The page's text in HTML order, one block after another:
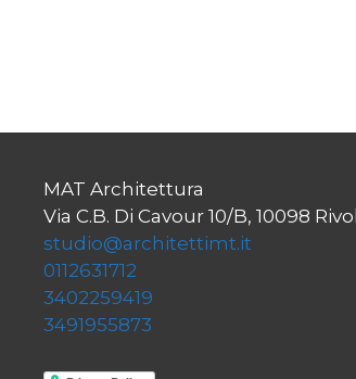
MAT Architettura
Via C.B. Di Cavour 10/B, 10098
studio@architettimt.it
0112631712
3402259419
3491955873